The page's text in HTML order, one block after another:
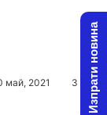
май, 2021 3 Изпрати новина